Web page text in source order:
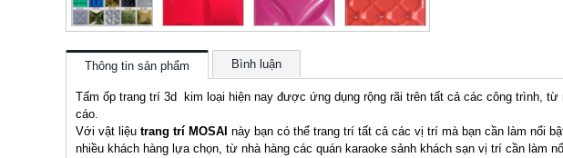
Thông tin sản phẩm Bình luận
Tấm ốp trang trí 3d kim loại hiện nay được ứng dụng rộng rãi trên tất cả các công trình,
cáo.
Với vật liệu trang trí MOSAI này bạn có thể trang trí tất cả các vị trí mà bạn cần làm nổi
nhiều khách hàng lựa chọn, từ nhà hàng các quán karaoke sảnh khách sạn vị trí cần